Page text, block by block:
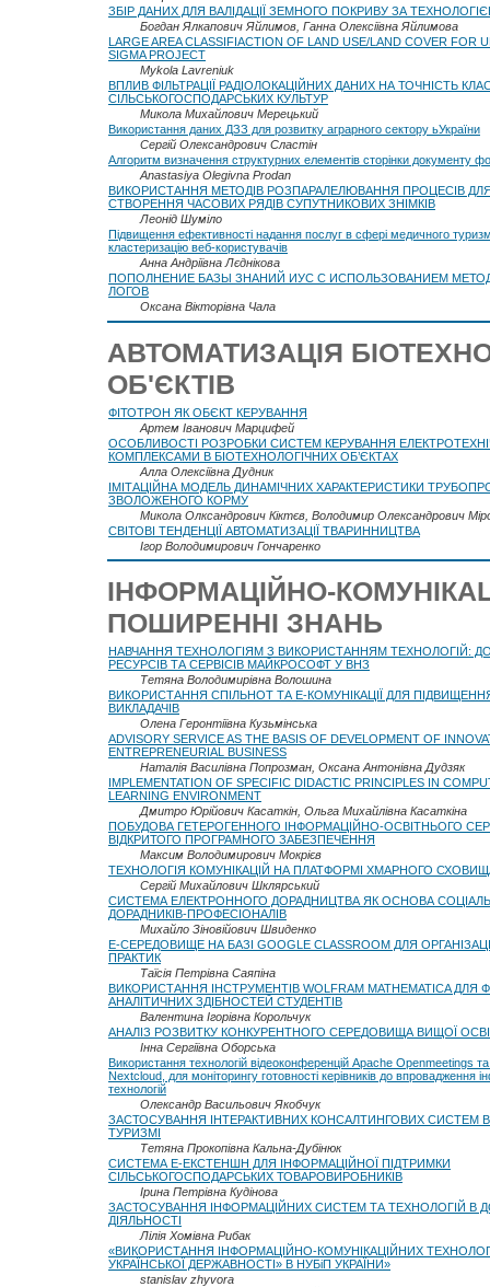
ЗБІР ДАНИХ ДЛЯ ВАЛІДАЦІЇ ЗЕМНОГО ПОКРИВУ ЗА
Богдан Ялкапович Яйлимов, Ганна Олексіївна Яйлимова
LARGE AREA CLASSIFIACTION OF LAND USE/LAND COVER FOR
SIGMA PROJECT
Mykola Lavreniuk
ВПЛИВ ФIЛЬТРАЦIЇ РАДIОЛОКАЦIЙНИХ ДАНИХ НА ТОЧНIСТЬ
СIЛЬСЬКОГОСПОДАРСЬКИХ КУЛЬТУР
Микола Михайлович Мерецький
Використання даних ДЗЗ для розвитку аграрного сектору ьУкраїни
Сергій Олександрович Сластін
Алгоритм визначення структурних елементів сторінки документу
Anastasiya Olegivna Prodan
ВИКОРИСТАННЯ МЕТОДІВ РОЗПАРАЛЕЛЮВАННЯ ПРОЦЕСІВ ДЛЯ
СТВОРЕННЯ ЧАСОВИХ РЯДІВ СУПУТНИКОВИХ ЗНІМКІВ
Леонід Шуміло
Підвищення ефективності надання послуг в сфері медичного
кластеризацію веб-користувачів
Анна Андріївна Лєднікова
ПОПОЛНЕНИЕ БАЗЫ ЗНАНИЙ ИУС С ИСПОЛЬЗОВАНИЕМ
ЛОГОВ
Оксана Вікторівна Чала
АВТОМАТИЗАЦІЯ
ОБ'ЄКТІВ
ФІТОТРОН ЯК ОБЄКТ КЕРУВАННЯ
Артем Іванович Марцифей
ОСОБЛИВОСТІ РОЗРОБКИ СИСТЕМ КЕРУВАННЯ
КОМПЛЕКСАМИ В БІОТЕХНОЛОГІЧНИХ ОБ’ЄКТАХ
Алла Олексіївна Дудник
ІМІТАЦІЙНА МОДЕЛЬ ДИНАМІЧНИХ ХАРАКТЕРИСТИКИ
ЗВОЛОЖЕНОГО КОРМУ
Микола Олксандрович Кіктєв, Володимир Олександрович
СВІТОВІ ТЕНДЕНЦІЇ АВТОМАТИЗАЦІЇ ТВАРИННИЦТВА
Ігор Володимирович Гончаренко
ІНФОРМАЦІЙНО-
ПОШИРЕННІ ЗНАНЬ
НАВЧАННЯ ТЕХНОЛОГІЯМ З ВИКОРИСТАННЯМ ТЕХНОЛОГІЙ:
РЕСУРСІВ ТА СЕРВІСІВ МАЙКРОСОФТ У ВНЗ
Тетяна Володимирівна Волошина
ВИКОРИСТАННЯ СПІЛЬНОТ ТА Е-КОМУНІКАЦІЇ ДЛЯ ПІДВИЩЕННЯ
ВИКЛАДАЧІВ
Олена Геронтіївна Кузьмінська
ADVISORY SERVICE AS THE BASIS OF DEVELOPMENT OF
ENTREPRENEURIAL BUSINESS
Наталія Василівна Попрозман, Оксана Антонівна Дудзяк
IMPLEMENTATION OF SPECIFIC DIDACTIC PRINCIPLES IN
LEARNING ENVIRONMENT
Дмитро Юрійович Касаткін, Ольга Михайлівна Касаткіна
ПОБУДОВА ГЕТЕРОГЕННОГО ІНФОРМАЦІЙНО-ОСВІТНЬОГО
ВІДКРИТОГО ПРОГРАМНОГО ЗАБЕЗПЕЧЕННЯ
Максим Володимирович Мокрієв
ТЕХНОЛОГІЯ КОМУНІКАЦІЙ НА ПЛАТФОРМІ ХМАРНОГО
Сергій Михайлович Шклярський
СИСТЕМА ЕЛЕКТРОННОГО ДОРАДНИЦТВА ЯК ОСНОВА
ДОРАДНИКІВ-ПРОФЕСІОНАЛІВ
Михайло Зіновійович Швиденко
Е-СЕРЕДОВИЩЕ НА БАЗІ GOOGLE CLASSROOM ДЛЯ
ПРАКТИК
Таїсія Петрівна Саяпіна
ВИКОРИСТАННЯ ІНСТРУМЕНТІВ WOLFRAM MATHEMATICA
АНАЛІТИЧНИХ ЗДІБНОСТЕЙ СТУДЕНТІВ
Валентина Ігорівна Корольчук
АНАЛІЗ РОЗВИТКУ КОНКУРЕНТНОГО СЕРЕДОВИЩА ВИЩОЇ
Інна Сергіївна Оборська
Використання технологій відеоконференцій Apache Openmeetings
Nextcloud, для моніторингу готовності керівників до впровадження
технологій
Олександр Васильович Якобчук
ЗАСТОСУВАННЯ ІНТЕРАКТИВНИХ КОНСАЛТИНГОВИХ СИСТЕМ
ТУРИЗМІ
Тетяна Прокопівна Кальна-Дубінюк
СИСТЕМА Е-ЕКСТЕНШН ДЛЯ ІНФОРМАЦІЙНОЇ ПІДТРИМКИ
СІЛЬСЬКОГОСПОДАРСЬКИХ ТОВАРОВИРОБНИКІВ
Ірина Петрівна Кудінова
ЗАСТОСУВАННЯ ІНФОРМАЦІЙНИХ СИСТЕМ ТА ТЕХНОЛОГІЙ В
ДІЯЛЬНОСТІ
Лілія Хомівна Рибак
«ВИКОРИСТАННЯ ІНФОРМАЦІЙНО-КОМУНІКАЦІЙНИХ
УКРАЇНСЬКОЇ ДЕРЖАВНОСТІ» В НУБіП УКРАЇНИ»
stanislav zhyvora